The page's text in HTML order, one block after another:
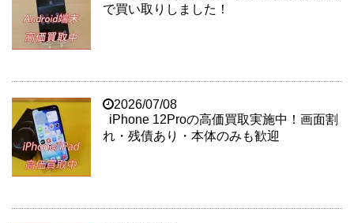
で買い取りしました！
2026/07/08
iPhone 12Proの高価買取実施中！画面割
れ・残債あり・本体のみも歓迎